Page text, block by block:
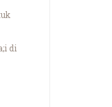
di